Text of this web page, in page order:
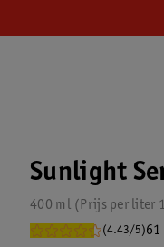
Sunlight
400 ml Prijs per liter
(4.43/5)61